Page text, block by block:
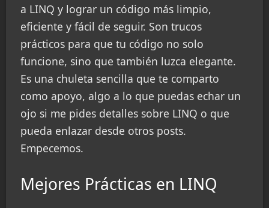
a LINQ y lograr un código más limpio,
eficiente y fácil de seguir. Son trucos
prácticos para que tu código no solo
funcione, sino que también luzca elegante.
Es una chuleta sencilla que te comparto
como apoyo, algo a lo que puedas echar un
ojo si me pides detalles sobre LINQ o que
pueda enlazar desde otros posts.
Empecemos.
Mejores Prácticas en LINQ